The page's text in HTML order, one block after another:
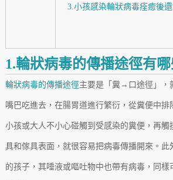
3.小孩感染輪狀病毒痊癒後
1.輪狀病毒的傳播途徑有哪
輪狀病毒的傳播途徑主要是「糞→口途徑」，
嘴巴吃進去，在腸胃道進行繁衍，從糞便中排
小孩或大人不小心碰觸到受感染的糞便，再觸
具和傢具表面，就很容易把病毒傳播開來。此
的孩子，其唾液或嘔吐物中也帶有病毒，同樣